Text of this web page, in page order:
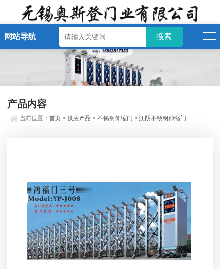
网站导航
产品内容
当前位置：首页 >供应产品 >不锈钢伸缩门 >江阴不锈钢伸缩门